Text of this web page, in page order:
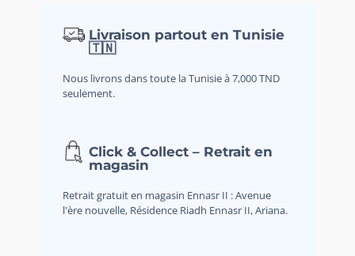
Livraison partout en Tunisie
🇹🇳
Nous livrons dans toute la Tunisie à 7,000 TND
seulement.
Click & Collect – Retrait en
magasin
Retrait gratuit en magasin Ennasr II : Avenue
l'ère nouvelle, Résidence Riadh Ennasr II, Ariana.